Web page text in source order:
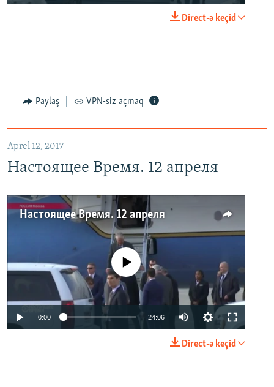
Direct-ə keçid
Paylaş VPN-siz açmaq
Aprel 12, 2017
Настоящее Время. 12 апреля
Настоящее Время. 12 апреля
No media source currently available
0:00 24:06
Direct-ə keçid